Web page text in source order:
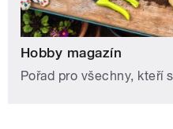
Hobby magazín
Pořad pro všechny, kteří